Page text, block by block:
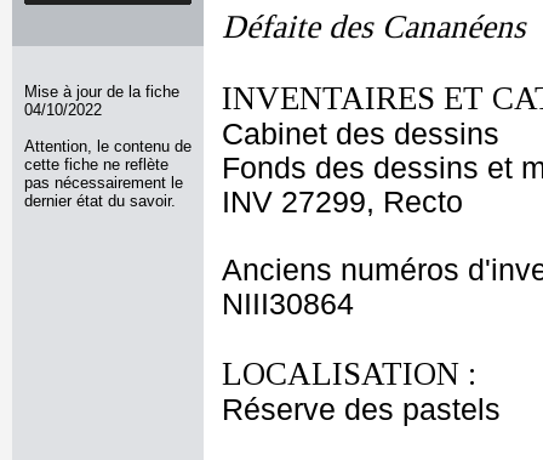
Mise à jour de la fiche
04/10/2022
Attention, le contenu de
cette fiche ne reflète
pas nécessairement le
dernier état du savoir.
Défaite des Cananéens
INVENTAIRES ET
Cabinet des dessins
Fonds des dessins et
INV 27299, Recto
Anciens numéros
NIII30864
LOCALISATION :
Réserve des pastels